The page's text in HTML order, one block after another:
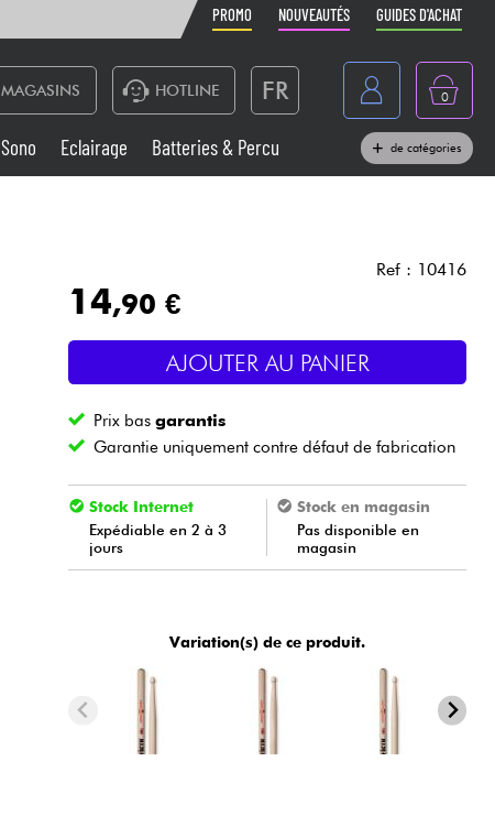
PROMO NOUVEAUTÉS GUIDES D'ACHAT
MAGASINS HOTLINE FR
Belgique
België
Nederland
0
Sono
Vents
Câbles & Access.
Sono Eclairage
Batteries & Percu
de catégories
Ref : 10416
14,90 €
AJOUTER AU PANIER
Prix basgarantis
Garantie uniquement contre défaut de fabrication
Stock Internet
Expédiable en 2 à 3
jours
Stock en magasin
Pas disponible en
magasin
Variation(s) de ce produit.